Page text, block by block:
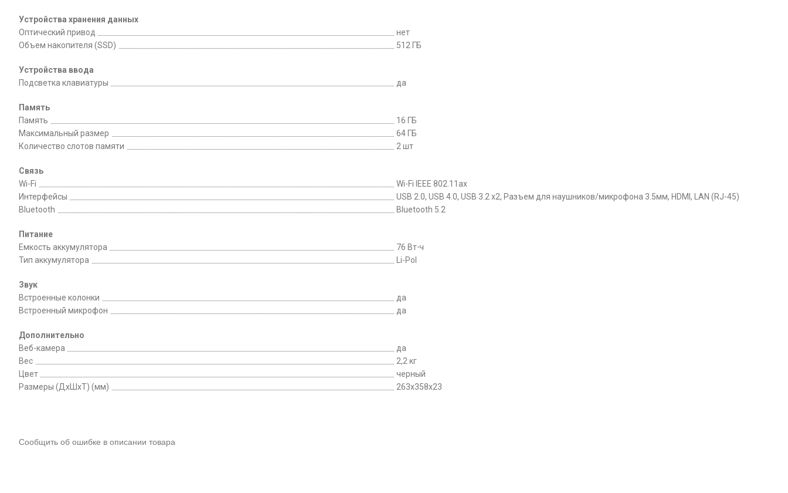
Устройства хранения данных
Оптический привод
нет
Объем накопителя (SSD)
512 ГБ
Устройства ввода
Подсветка клавиатуры
да
Память
Память
16 ГБ
Максимальный размер
64 ГБ
Количество слотов памяти
2 шт
Связь
Wi-Fi
Wi-Fi IEEE 802.11ax
Интерфейсы
USB 2.0, USB 4.0, USB 3.2 х2, Разъем для наушников/микрофона 3.5мм, HDMI, LAN (RJ-45)
Bluetooth
Bluetooth 5.2
Питание
Емкость аккумулятора
76 Вт⋅ч
Тип аккумулятора
Li-Pol
Звук
Встроенные колонки
да
Встроенный микрофон
да
Дополнительно
Веб-камера
да
Вес
2,2 кг
Цвет
черный
Размеры (ДхШхТ) (мм)
263x358x23
Сообщить об ошибке в описании товара